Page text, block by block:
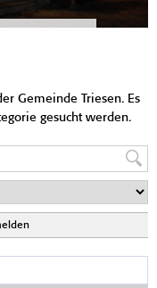
Gemeinde Triesen. Es
gesucht werden.